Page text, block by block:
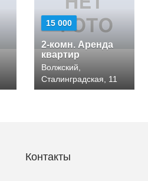
15 000
2-комн. Аренда
квартир
Волжский,
Сталинградская, 11
Контакты